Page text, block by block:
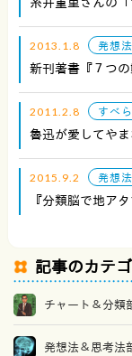
2013.1.8 発想
新刊著書『７つ
2011.2.8 すべ
魯迅が愛してや
2015.9.2 発想
『分類脳で地ア
記事のカテ
チャート＆分類
発想法＆思考法